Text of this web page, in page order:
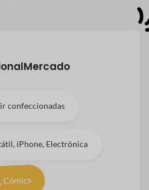
Mercado
confeccionadas
iPhone, Electrónica
Cómics